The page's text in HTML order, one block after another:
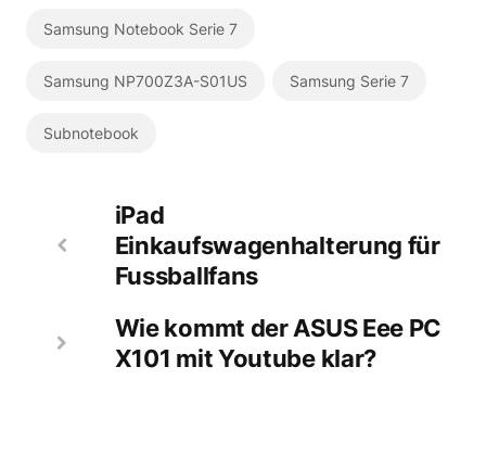
Samsung Notebook Serie 7
Samsung NP700Z3A-S01US Samsung Serie 7
Subnotebook
iPad
Einkaufswagenhalterung für
Fussballfans
Wie kommt der ASUS Eee PC
X101 mit Youtube klar?